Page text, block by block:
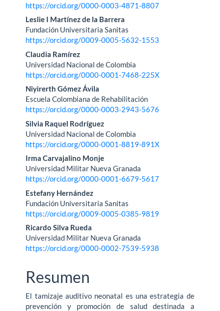
https://orcid.org/0000-0003-4871-8807
Leslie I Martínez de la Barrera
Fundación Universitaria Sanitas
https://orcid.org/0009-0005-5632-1553
Claudia Ramírez
Universidad Nacional de Colombia
https://orcid.org/0000-0001-7468-225X
Niyirerth Gómez Ávila
Escuela Colombiana de Rehabilitación
https://orcid.org/0000-0003-2943-5676
Silvia Raquel Rodríguez
Universidad Nacional de Colombia
https://orcid.org/0000-0001-8819-891X
Irma Carvajalino Monje
Universidad Militar Nueva Granada
https://orcid.org/0000-0001-6679-5617
Estefany Hernández
Fundación Universitaria Sanitas
https://orcid.org/0009-0005-0385-9819
Ricardo Silva Rueda
Universidad Militar Nueva Granada
https://orcid.org/0000-0002-7539-5938
Resumen
El tamizaje auditivo neonatal es una estrategia de
prevención y promoción de salud destinada a